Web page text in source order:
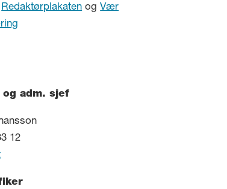
Redaktørplakaten ogVær
adm. sjef
12